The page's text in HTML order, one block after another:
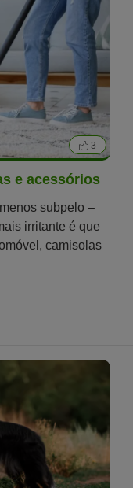
3
e acessórios
subpelo –
irritante é que
camisolas